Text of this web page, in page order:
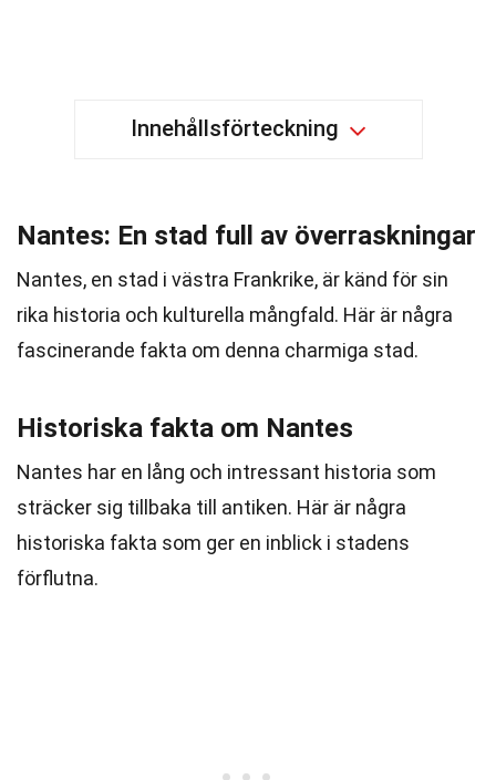
Innehållsförteckning
Nantes: En stad full av överraskningar
Nantes, en stad i västra Frankrike, är känd för sin
rika historia och kulturella mångfald. Här är några
fascinerande fakta om denna charmiga stad.
Historiska fakta om Nantes
Nantes har en lång och intressant historia som
sträcker sig tillbaka till antiken. Här är några
historiska fakta som ger en inblick i stadens
förflutna.